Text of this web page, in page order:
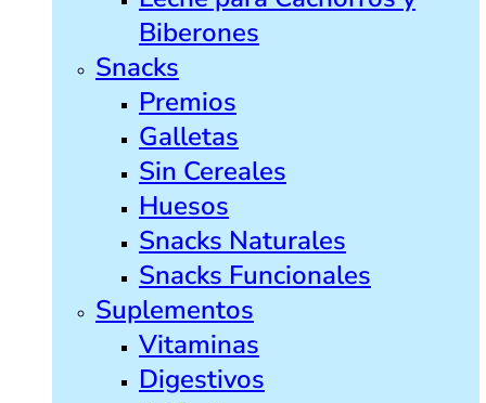
Biberones
Snacks
Premios
Galletas
Sin Cereales
Huesos
Snacks Naturales
Snacks Funcionales
Suplementos
Vitaminas
Digestivos